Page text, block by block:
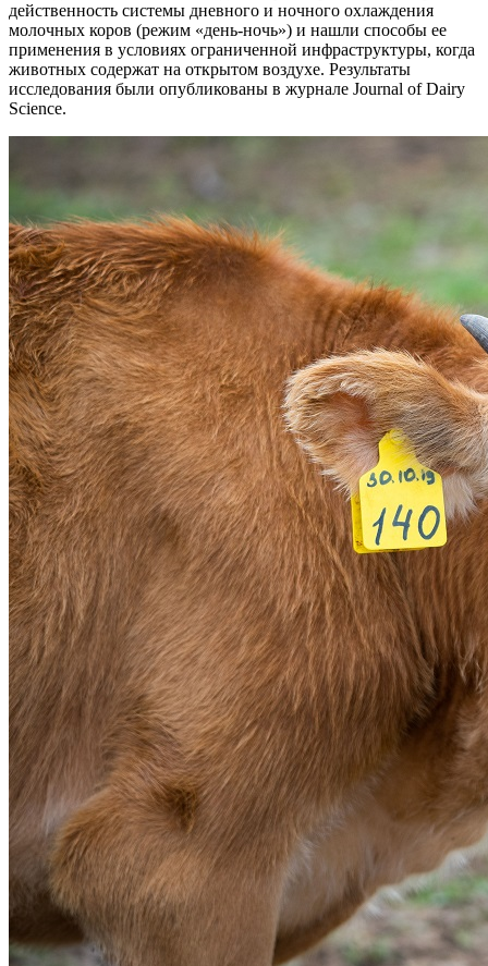
действенность системы дневного и ночного охлаждения
молочных коров (режим «день-ночь») и нашли способы ее
применения в условиях ограниченной инфраструктуры, когда
животных содержат на открытом воздухе. Результаты
исследования были опубликованы в журнале Journal of Dairy
Science.